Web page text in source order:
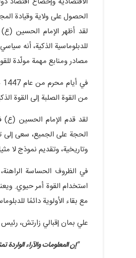
الحصول على ولاية وقيادة
لقد أظهر الإمام الحسين
للدبلوماسية الذكية، أنه
مصادر ومنابع مهمة مولّدة
من القوة الصلبة إلى القوة
لقد قدم الإمام الحسين (ع)
الحجة على الجميع، سعى إلى
وتاريخية، وتقديم نموذج لا
استخدام القوة أمر حيوي.
مع بقاء الأولوية دائمًا
علي بمان إقبالي زارتش،
"إن المعلومات والآراء الواردة